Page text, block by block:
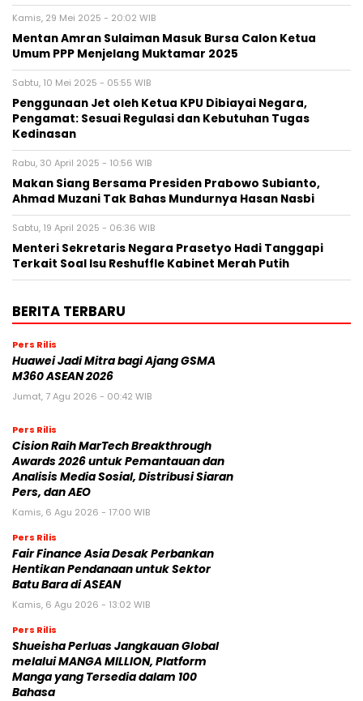
Kamis, 29 Mei 2025 - 20:02 WIB
Mentan Amran Sulaiman Masuk Bursa Calon Ketua
Umum PPP Menjelang Muktamar 2025
Sabtu, 10 Mei 2025 - 05:55 WIB
Penggunaan Jet oleh Ketua KPU Dibiayai Negara,
Pengamat: Sesuai Regulasi dan Kebutuhan Tugas
Kedinasan
Rabu, 30 April 2025 - 10:56 WIB
Makan Siang Bersama Presiden Prabowo Subianto,
Ahmad Muzani Tak Bahas Mundurnya Hasan Nasbi
Sabtu, 19 April 2025 - 06:36 WIB
Menteri Sekretaris Negara Prasetyo Hadi Tanggapi
Terkait Soal Isu Reshuffle Kabinet Merah Putih
BERITA TERBARU
Pers Rilis
Huawei Jadi Mitra bagi Ajang GSMA
M360 ASEAN 2026
Jumat, 7 Agu 2026 - 00:42 WIB
Pers Rilis
Cision Raih MarTech Breakthrough
Awards 2026 untuk Pemantauan dan
Analisis Media Sosial, Distribusi Siaran
Pers, dan AEO
Kamis, 6 Agu 2026 - 17:00 WIB
Pers Rilis
Fair Finance Asia Desak Perbankan
Hentikan Pendanaan untuk Sektor
Batu Bara di ASEAN
Kamis, 6 Agu 2026 - 13:02 WIB
Pers Rilis
Shueisha Perluas Jangkauan Global
melalui MANGA MILLION, Platform
Manga yang Tersedia dalam 100
Bahasa